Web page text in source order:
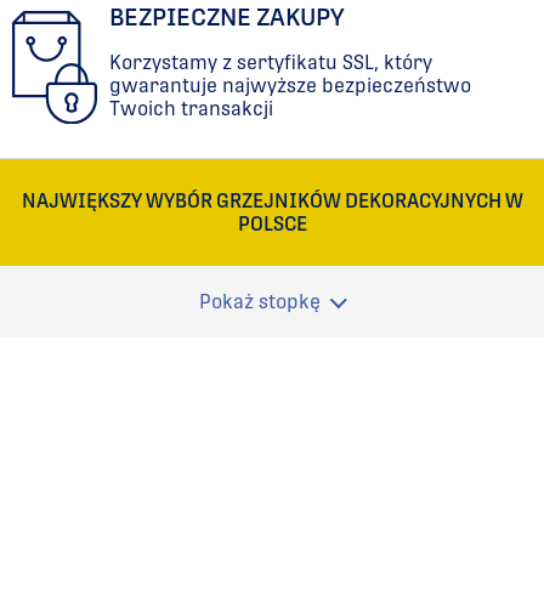
BEZPIECZNE ZAKUPY
Korzystamy z sertyfikatu SSL, który
gwarantuje najwyższe bezpieczeństwo
Twoich transakcji
NAJWIĘKSZY WYBÓR GRZEJNIKÓW DEKORACYJNYCH W
POLSCE
Pokaż stopkę